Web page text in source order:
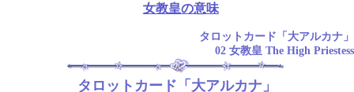
女教皇の意味
タロットカード「大アルカナ」
02 女教皇 The High Priestess
タロットカード「大アルカナ」